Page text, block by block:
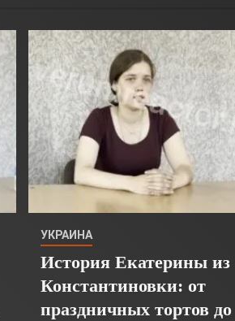
УКРАИНА
История Екатерины из
Константиновки: от
праздничных тортов до